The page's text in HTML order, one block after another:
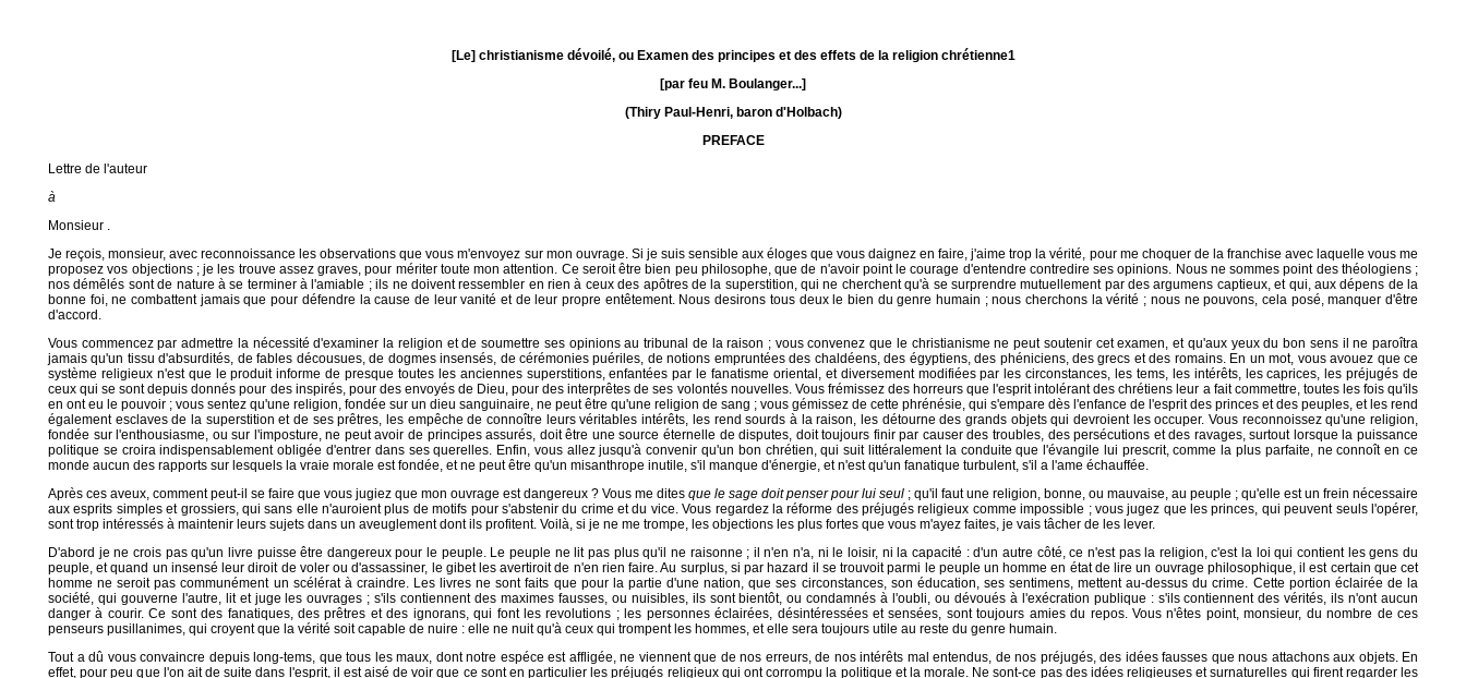
[Le] christianisme dévoilé, ou Examen des principes et des effets de la religion chrétienne1
[par feu M. Boulanger...]
(Thiry Paul-Henri, baron d'Holbach)
PREFACE
Lettre de l'auteur
à
Monsieur .
Je reçois, monsieur, avec reconnoissance les observations que vous m'envoyez sur mon ouvrage. Si je suis sensible aux éloges que vous daignez en faire, j'aime trop la vérité, pour me choquer de la franchise avec laquelle vous me
proposez vos objections ; je les trouve assez graves, pour mériter toute mon attention. Ce seroit être bien peu philosophe, que de n'avoir point le courage d'entendre contredire ses opinions. Nous ne sommes point des théologiens ;
nos démêlés sont de nature à se terminer à l'amiable ; ils ne doivent ressembler en rien à ceux des apôtres de la superstition, qui ne cherchent qu'à se surprendre mutuellement par des argumens captieux, et qui, aux dépens de la
bonne foi, ne combattent jamais que pour défendre la cause de leur vanité et de leur propre entêtement. Nous desirons tous deux le bien du genre humain ; nous cherchons la vérité ; nous ne pouvons, cela posé, manquer d'être
d'accord.
Vous commencez par admettre la nécessité d'examiner la religion et de soumettre ses opinions au tribunal de la raison ; vous convenez que le christianisme ne peut soutenir cet examen, et qu'aux yeux du bon sens il ne paroîtra
jamais qu'un tissu d'absurdités, de fables décousues, de dogmes insensés, de cérémonies puériles, de notions empruntées des chaldéens, des égyptiens, des phéniciens, des grecs et des romains. En un mot, vous avouez que ce
système religieux n'est que le produit informe de presque toutes les anciennes superstitions, enfantées par le fanatisme oriental, et diversement modifiées par les circonstances, les tems, les intérêts, les caprices, les préjugés de
ceux qui se sont depuis donnés pour des inspirés, pour des envoyés de Dieu, pour des interprêtes de ses volontés nouvelles. Vous frémissez des horreurs que l'esprit intolérant des chrétiens leur a fait commettre, toutes les fois qu'ils
en ont eu le pouvoir ; vous sentez qu'une religion, fondée sur un dieu sanguinaire, ne peut être qu'une religion de sang ; vous gémissez de cette phrénésie, qui s'empare dès l'enfance de l'esprit des princes et des peuples, et les rend
également esclaves de la superstition et de ses prêtres, les empêche de connoître leurs véritables intérêts, les rend sourds à la raison, les détourne des grands objets qui devroient les occuper. Vous reconnoissez qu'une religion,
fondée sur l'enthousiasme, ou sur l'imposture, ne peut avoir de principes assurés, doit être une source éternelle de disputes, doit toujours finir par causer des troubles, des persécutions et des ravages, surtout lorsque la puissance
politique se croira indispensablement obligée d'entrer dans ses querelles. Enfin, vous allez jusqu'à convenir qu'un bon chrétien, qui suit littéralement la conduite que l'évangile lui prescrit, comme la plus parfaite, ne connoît en ce
monde aucun des rapports sur lesquels la vraie morale est fondée, et ne peut être qu'un misanthrope inutile, s'il manque d'énergie, et n'est qu'un fanatique turbulent, s'il a l'ame échauffée.
Après ces aveux, comment peut-il se faire que vous jugiez que mon ouvrage est dangereux ? Vous me dites que le sage doit penser pour lui seul ; qu'il faut une religion, bonne, ou mauvaise, au peuple ; qu'elle est un frein nécessaire
aux esprits simples et grossiers, qui sans elle n'auroient plus de motifs pour s'abstenir du crime et du vice. Vous regardez la réforme des préjugés religieux comme impossible ; vous jugez que les princes, qui peuvent seuls l'opérer,
sont trop intéressés à maintenir leurs sujets dans un aveuglement dont ils profitent. Voilà, si je ne me trompe, les objections les plus fortes que vous m'ayez faites, je vais tâcher de les lever.
D'abord je ne crois pas qu'un livre puisse être dangereux pour le peuple. Le peuple ne lit pas plus qu'il ne raisonne ; il n'en n'a, ni le loisir, ni la capacité : d'un autre côté, ce n'est pas la religion, c'est la loi qui contient les gens du
peuple, et quand un insensé leur diroit de voler ou d'assassiner, le gibet les avertiroit de n'en rien faire. Au surplus, si par hazard il se trouvoit parmi le peuple un homme en état de lire un ouvrage philosophique, il est certain que cet
homme ne seroit pas communément un scélérat à craindre. Les livres ne sont faits que pour la partie d'une nation, que ses circonstances, son éducation, ses sentimens, mettent au-dessus du crime. Cette portion éclairée de la
société, qui gouverne l'autre, lit et juge les ouvrages ; s'ils contiennent des maximes fausses, ou nuisibles, ils sont bientôt, ou condamnés à l'oubli, ou dévoués à l'exécration publique : s'ils contiennent des vérités, ils n'ont aucun
danger à courir. Ce sont des fanatiques, des prêtres et des ignorans, qui font les revolutions ; les personnes éclairées, désintéressées et sensées, sont toujours amies du repos. Vous n'êtes point, monsieur, du nombre de ces
penseurs pusillanimes, qui croyent que la vérité soit capable de nuire : elle ne nuit qu'à ceux qui trompent les hommes, et elle sera toujours utile au reste du genre humain.
Tout a dû vous convaincre depuis long-tems, que tous les maux, dont notre espéce est affligée, ne viennent que de nos erreurs, de nos intérêts mal entendus, de nos préjugés, des idées fausses que nous attachons aux objets. En
effet, pour peu que l'on ait de suite dans l'esprit, il est aisé de voir que ce sont en particulier les préjugés religieux qui ont corrompu la politique et la morale. Ne sont-ce pas des idées religieuses et surnaturelles qui firent regarder les